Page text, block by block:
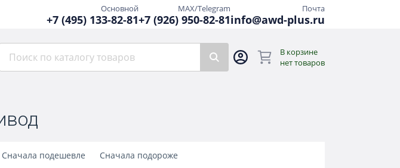
+7 (495) 133-82-81
Основной
+7 (926) 950-82-81
MAX/Telegram
info@awd-plus.ru
Почта
В корзине
нет товаров
Сначала подешевле Сначала подороже